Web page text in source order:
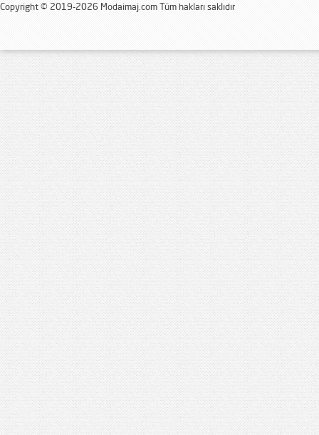
Copyright © 2019-2026 Modaimaj.com Tüm hakları saklıdır